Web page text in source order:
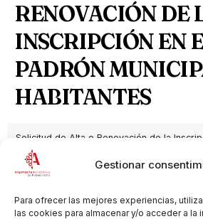
Gestionar
Para ofrecer las mejores experiencias,
las cookies para almacenar y/o acceder a la
RENOVACIÓN DE
INSCRIPCIÓN EN
PADRÓN
HABITANTES
Solicitud de Alta o Renovación de la
el Padrón Municipal de Habitantes.pdf